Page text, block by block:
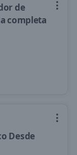
de
completa
Desde